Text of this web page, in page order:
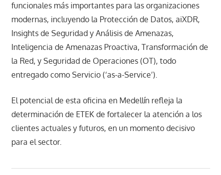
funcionales más importantes para las organizaciones
modernas, incluyendo la Protección de Datos, aiXDR,
Insights de Seguridad y Análisis de Amenazas,
Inteligencia de Amenazas Proactiva, Transformación de
la Red, y Seguridad de Operaciones (OT), todo
entregado como Servicio (‘as-a-Service’).
El potencial de esta oficina en Medellín refleja la
determinación de ETEK de fortalecer la atención a los
clientes actuales y futuros, en un momento decisivo
para el sector.